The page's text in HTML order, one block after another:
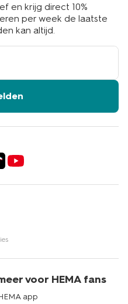
en krijg direct 10%
per week de laatste
kan altijd.
voor HEMA fans
app